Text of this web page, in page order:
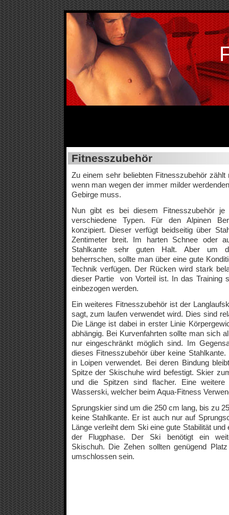
Fitnesszubehör
Zu einem sehr beliebten Fitnesszubehör
wenn man wegen der immer milder
Gebirge muss.
Nun gibt es bei diesem Fitnesszubehör je
verschiedene Typen. Für den Alpinen
konzipiert. Dieser verfügt beidseitig über
Zentimeter breit. Im harten Schnee oder
Stahlkante sehr guten Halt. Aber um
beherrschen, sollte man über eine gute
Technik verfügen. Der Rücken wird stark
dieser Partie von Vorteil ist. In das Training
einbezogen werden.
Ein weiteres Fitnesszubehör ist der
sagt, zum laufen verwendet wird. Dies sind
Die Länge ist dabei in erster Linie
abhängig. Bei Kurvenfahrten sollte man sich
nur eingeschränkt möglich sind. Im
dieses Fitnesszubehör über keine
in Loipen verwendet. Bei deren Bindung
Spitze der Skischuhe wird befestigt. Skier
und die Spitzen sind flacher. Eine
Wasserski, welcher beim Aqua-Fitness
Sprungskier sind um die 250 cm lang, bis zu
keine Stahlkante. Er ist auch nur auf
Länge verleiht dem Ski eine gute Stabilität
der Flugphase. Der Ski benötigt ein
Skischuh. Die Zehen sollten genügend
umschlossen sein.